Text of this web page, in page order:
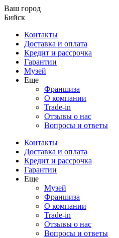
Ваш город
Бийск
Контакты
Доставка и оплата
Кредит и рассрочка
Гарантии
Музей
Еще
Франшиза
О компании
Trade-in
Отзывы о нас
Вопросы и ответы
Контакты
Доставка и оплата
Кредит и рассрочка
Гарантии
Еще
Музей
Франшиза
О компании
Trade-in
Отзывы о нас
Вопросы и ответы